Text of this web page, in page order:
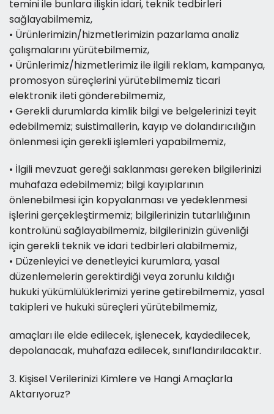
temini ile bunlara ilişkin idari, teknik tedbirleri
sağlayabilmemiz,
• Ürünlerimizin/hizmetlerimizin pazarlama analiz
çalışmalarını yürütebilmemiz,
• Ürünlerimiz/hizmetlerimiz ile ilgili reklam, kampanya,
promosyon süreçlerini yürütebilmemiz ticari
elektronik ileti gönderebilmemiz,
• Gerekli durumlarda kimlik bilgi ve belgelerinizi teyit
edebilmemiz; suistimallerin, kayıp ve dolandırıcılığın
önlenmesi için gerekli işlemleri yapabilmemiz,
• İlgili mevzuat gereği saklanması gereken bilgilerinizi
muhafaza edebilmemiz; bilgi kayıplarının
önlenebilmesi için kopyalanması ve yedeklenmesi
işlerini gerçekleştirmemiz; bilgilerinizin tutarlılığının
kontrolünü sağlayabilmemiz, bilgilerinizin güvenliği
için gerekli teknik ve idari tedbirleri alabilmemiz,
• Düzenleyici ve denetleyici kurumlara, yasal
düzenlemelerin gerektirdiği veya zorunlu kıldığı
hukuki yükümlülüklerimizi yerine getirebilmemiz, yasal
takipleri ve hukuki süreçleri yürütebilmemiz,
amaçları ile elde edilecek, işlenecek, kaydedilecek,
depolanacak, muhafaza edilecek, sınıflandırılacaktır.
3. Kişisel Verilerinizi Kimlere ve Hangi Amaçlarla
Aktarıyoruz?